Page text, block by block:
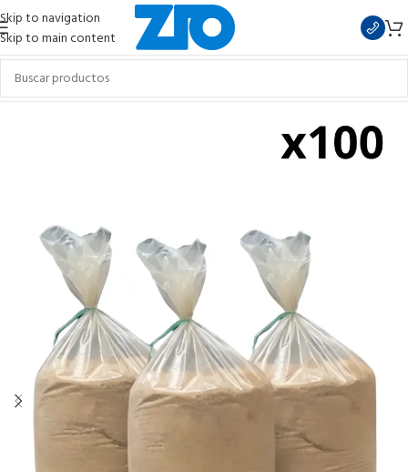
Skip to navigation
Skip to main content